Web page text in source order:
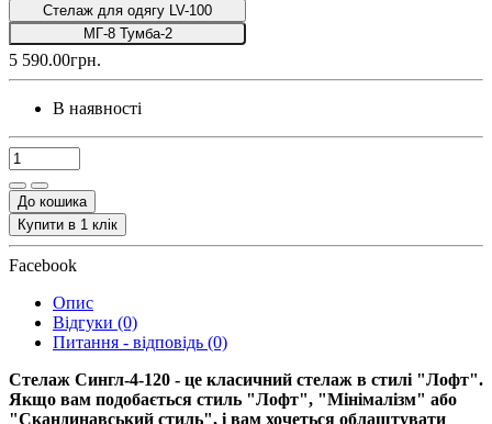
Стелаж для одягу LV-100
МГ-8 Тумба-2
5 590.00грн.
В наявності
До кошика
Купити в 1 клік
Facebook
Опис
Відгуки (0)
Питання - відповідь (0)
Стелаж Сингл-4-120 - це класичний стелаж в стилі "Лофт".
Якщо вам подобається стиль "Лофт", "Мінімалізм" або
"Скандинавський стиль", і вам хочеться облаштувати